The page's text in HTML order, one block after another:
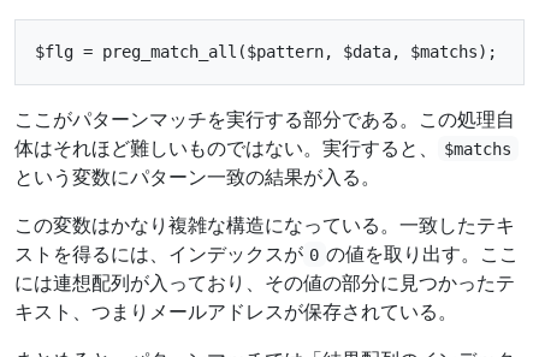
ここがパターンマッチを実行する部分である。この処理自
体はそれほど難しいものではない。実行すると、
$matchs
という変数にパターン一致の結果が入る。
この変数はかなり複雑な構造になっている。一致したテキ
ストを得るには、インデックスが 0 の値を取り出す。ここ
には連想配列が入っており、その値の部分に見つかったテ
キスト、つまりメールアドレスが保存されている。